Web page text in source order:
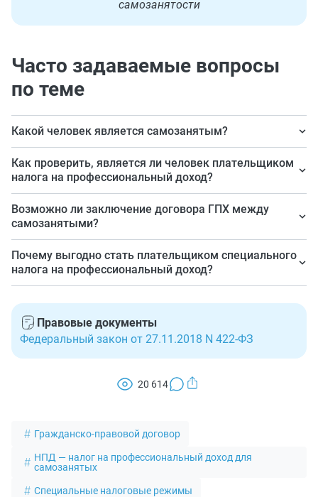
самозанятости
Часто задаваемые вопросы
по теме
Какой человек является самозанятым?
Тот, кто является плательщиком специального налога
на профессиональный доход.
Как проверить, является ли человек плательщиком
налога на профессиональный доход?
На сайте ИФНС по ИНН этого человека.
Возможно ли заключение договора ГПХ между
самозанятыми?
Да, законом это не запрещено.
Почему выгодно стать плательщиком специального
налога на профессиональный доход?
деятельность в рамках закона, в регионах есть
различные меры поддержки.
Правовые документы
Федеральный закон от 27.11.2018 N 422-ФЗ
20 614
Гражданско-правовой договор
НПД — налог на профессиональный доход для
самозанятых
Специальные налоговые режимы